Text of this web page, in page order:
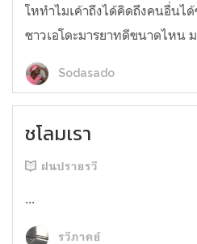
โหทำไมเค้าถึงได้คิดถึงคนอื่นไ
ชาวเอโดะมารยาทดีขนาดไหน
Sodasado
ชโลมเรา
ฝนปรายรวี
...
รวีภาคย์